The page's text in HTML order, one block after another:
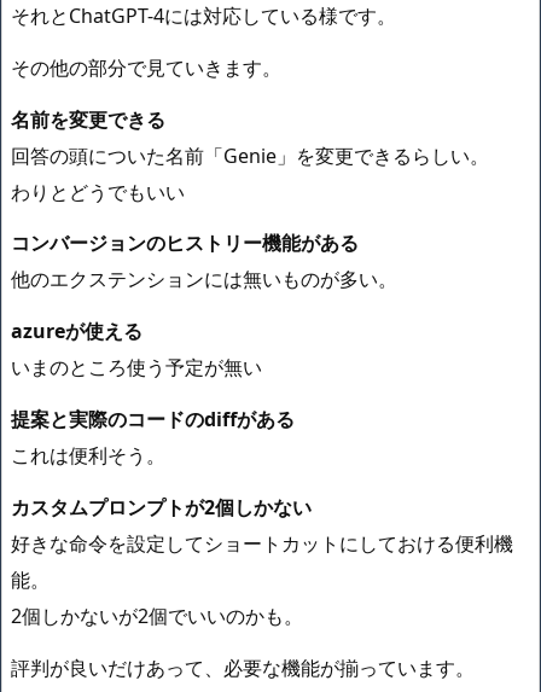
それとChatGPT-4には対応している様です。
その他の部分で見ていきます。
名前を変更できる
回答の頭についた名前「Genie」を変更できるらしい。
わりとどうでもいい
コンバージョンのヒストリー機能がある
他のエクステンションには無いものが多い。
azureが使える
いまのところ使う予定が無い
提案と実際のコードのdiffがある
これは便利そう。
カスタムプロンプトが2個しかない
好きな命令を設定してショートカットにしておける便利機
能。
2個しかないが2個でいいのかも。
評判が良いだけあって、必要な機能が揃っています。